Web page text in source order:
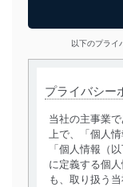
以下のプライ
プライバシー
当社の主事業
上で、「個人
「個人情報（
に定義する個
も、取り扱う